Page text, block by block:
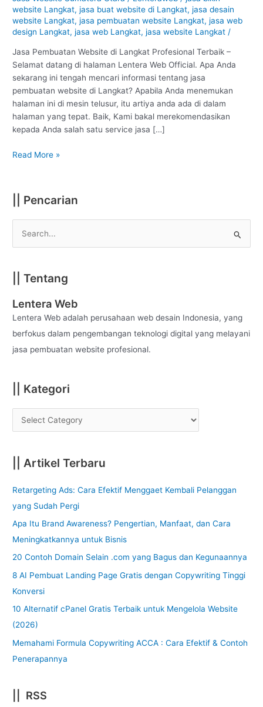
website Langkat,jasa buat website di Langkat,jasa desain
website Langkat,jasa pembuatan website Langkat,jasa web
design Langkat,jasa web Langkat,jasa website Langkat /
Jasa Pembuatan Website di Langkat Profesional Terbaik –
Selamat datang di halaman Lentera Web Official. Apa Anda
sekarang ini tengah mencari informasi tentang jasa
pembuatan website di Langkat? Apabila Anda menemukan
halaman ini di mesin telusur, itu artiya anda ada di dalam
halaman yang tepat. Baik, Kami bakal merekomendasikan
kepada Anda salah satu service jasa […]
Langkat
:
Profesional
Read More »
|| Pencarian
r
c
h
f
o
|| Tentang
Lentera Web
Lentera Web adalah perusahaan web desain Indonesia, yang
berfokus dalam pengembangan teknologi digital yang melayani
jasa pembuatan website profesional.
|| Kategori
|| Artikel Terbaru
Retargeting Ads: Cara Efektif Menggaet Kembali Pelanggan
yang Sudah Pergi
Apa Itu Brand Awareness? Pengertian, Manfaat, dan Cara
Meningkatkannya untuk Bisnis
20 Contoh Domain Selain .com yang Bagus dan Kegunaannya
8 AI Pembuat Landing Page Gratis dengan Copywriting Tinggi
Konversi
10 Alternatif cPanel Gratis Terbaik untuk Mengelola Website
(2026)
Memahami Formula Copywriting ACCA : Cara Efektif & Contoh
Penerapannya
|| RSS